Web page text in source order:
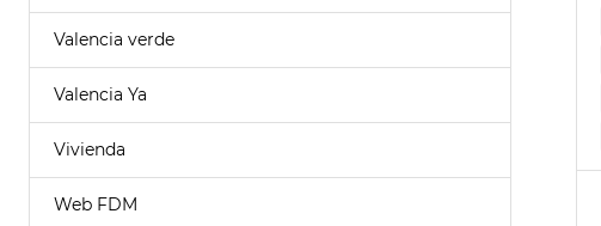
Valencia verde
Valencia Ya
Vivienda
Web FDM